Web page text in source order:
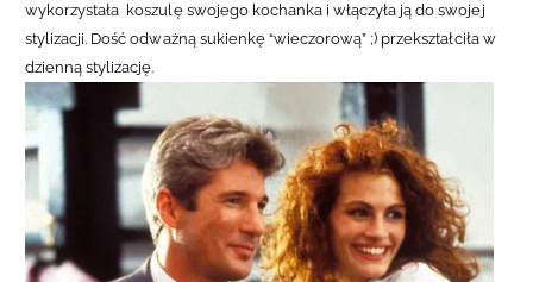
wykorzystała koszulę swojego kochanka i włączyła ją do swojej
stylizacji. Dość odważną sukienkę “wieczorową” ;) przekształciła w
dzienną stylizację.